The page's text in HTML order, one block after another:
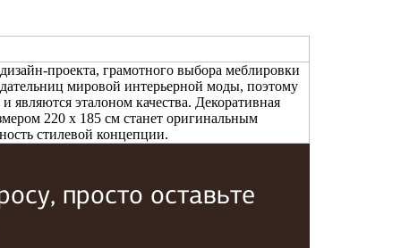
проекта, грамотного выбора меблировки
мировой интерьерной моды, поэтому
эталоном качества. Декоративная
220 x 185 см станет оригинальным
стилевой концепции.
просто оставьте